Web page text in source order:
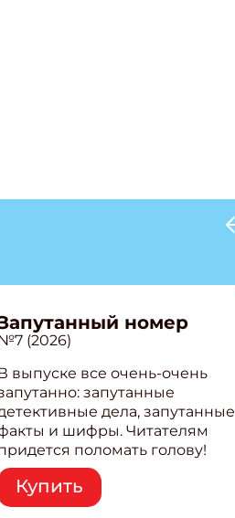
номер
(2026)
выпуске все очень-очень
запутанные
дела, запутанные
и шифры. Читателям
поломать голову!
Внутри: Шифры и
расшифровки Плетем
запутанные поделки
Купить